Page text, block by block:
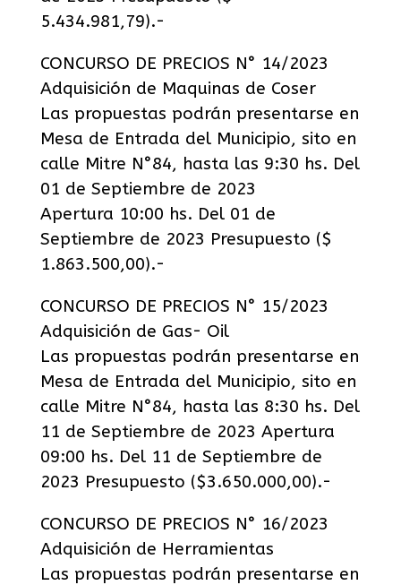
5.434.981,79).-
CONCURSO DE PRECIOS N° 14/2023
Adquisición de Maquinas de Coser
Las propuestas podrán presentarse en
Mesa de Entrada del Municipio, sito en
calle Mitre N°84, hasta las 9:30 hs. Del
01 de Septiembre de 2023
Apertura 10:00 hs. Del 01 de
Septiembre de 2023 Presupuesto ($
1.863.500,00).-
CONCURSO DE PRECIOS N° 15/2023
Adquisición de Gas- Oil
Las propuestas podrán presentarse en
Mesa de Entrada del Municipio, sito en
calle Mitre N°84, hasta las 8:30 hs. Del
11 de Septiembre de 2023 Apertura
09:00 hs. Del 11 de Septiembre de
2023 Presupuesto ($3.650.000,00).-
CONCURSO DE PRECIOS N° 16/2023
Adquisición de Herramientas
Las propuestas podrán presentarse en